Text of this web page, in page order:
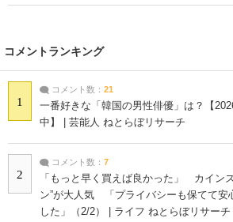
コメントランキング
1
コメント数： 21
一番好きな「韓国の男性俳優」は？【
中】 | 芸能人 ねとらぼリサーチ
2
コメント数： 7
「もっと早く買えば良かった」 カイン
ン”が大人気 「プライバシーも保てて安
した」（2/2） | ライフ ねとらぼリサーチ